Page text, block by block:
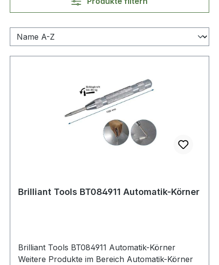
Brilliant Tools BT084911 Automatik-Körner
Brilliant Tools BT084911 Automatik-Körner
Weitere Produkte im Bereich Automatik-Körner